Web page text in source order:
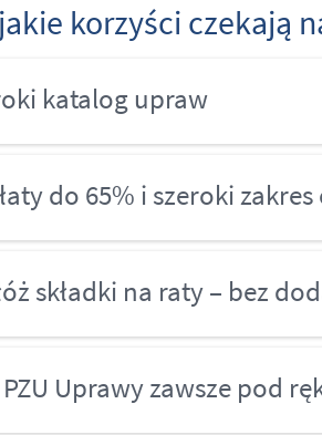
korzyści czekają
katalog upraw
do 65% i szeroki
składki na raty – bez
Uprawy zawsze pod